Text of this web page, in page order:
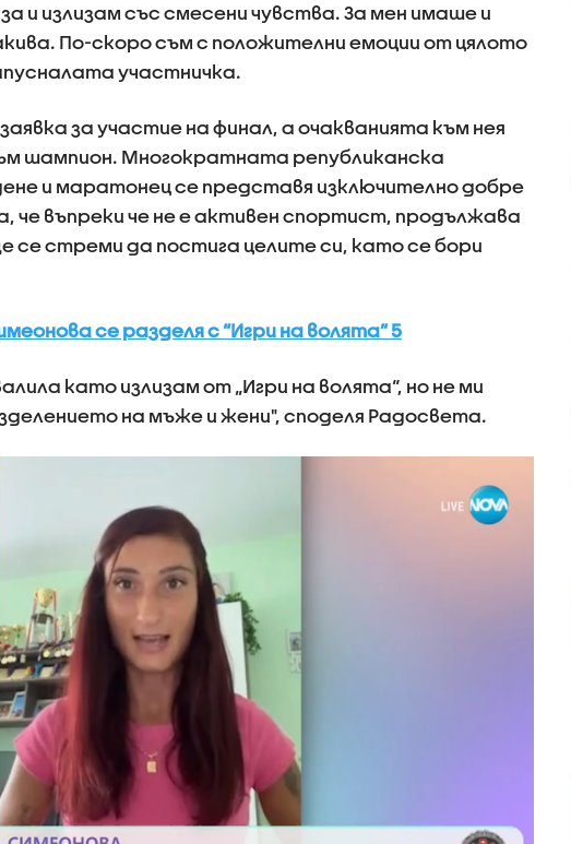
и излизам със смесени чувства. За мен имаше и
По-скоро съм с положителни емоции от цялото
участничка.
за участие на финал, а очакванията към нея
шампион. Многократната републиканска
и маратонец се представя изключително добре
че въпреки че не е активен спортист, продължава
се стреми да постига целите си, като се бори
се разделя с “Игри на волята” 5
като излизам от „Игри на волята“, но не ми
на мъже и жени", споделя Радосвета.